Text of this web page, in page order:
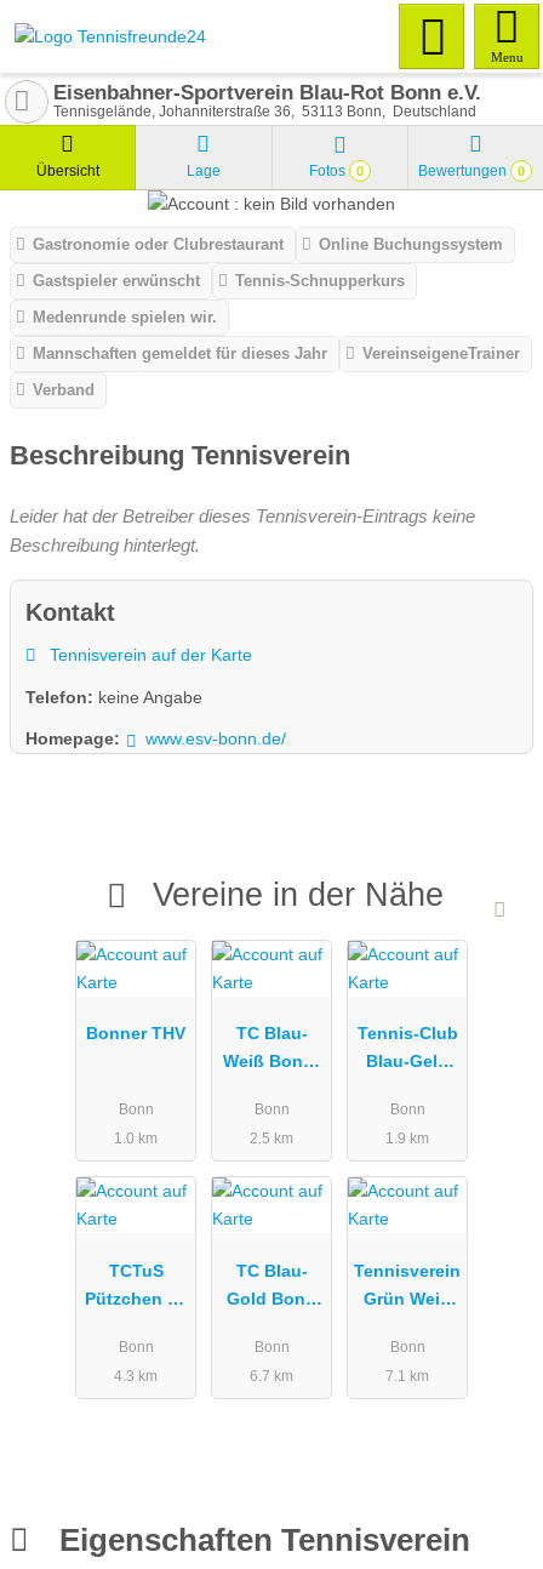
Menu
Eisenbahner-Sportverein Blau-Rot Bonn e.V.
Tennisgelände, Johanniterstraße 36 53113 Bonn Deutschland
Übersicht Lage Fotos 0 Bewertungen 0
Gastronomie oder Clubrestaurant
Online Buchungssystem
Gastspieler erwünscht
Tennis-Schnupperkurs
Medenrunde spielen wir.
Mannschaften gemeldet für dieses Jahr
VereinseigeneTrainer
Verband
Beschreibung Tennisverein
Leider hat der Betreiber dieses Tennisverein-Eintrags keine
Beschreibung hinterlegt.
Kontakt
Tennisverein auf der Karte
Telefon: keine Angabe
Homepage: www.esv-bonn.de/
Vereine in der Nähe
Bonner THV
Bonn
1.0 km
TC Blau-
Weiß Bonn-
Bonn
2.5 km
Tennis-Club
Blau-Gelb
e.V.
Bonn
1.9 km
TCTuS
Pützchen 05
Bonn
4.3 km
TC Blau-
Gold Bonn
Bonn
6.7 km
Tennisverein
Grün Weiß
e.V.
Bonn
7.1 km
Eigenschaften Tennisverein